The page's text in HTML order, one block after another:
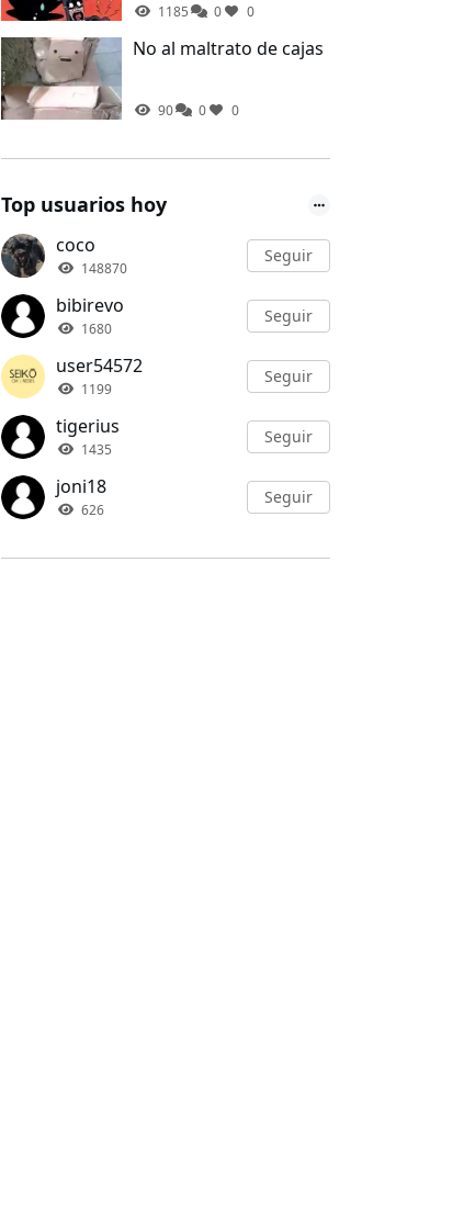
1185 0 0
No al maltrato de cajas
90 0 0
Top usuarios hoy
coco
148870
Seguir
bibirevo
1680
Seguir
user54572
1199
Seguir
tigerius
1435
Seguir
joni18
626
Seguir